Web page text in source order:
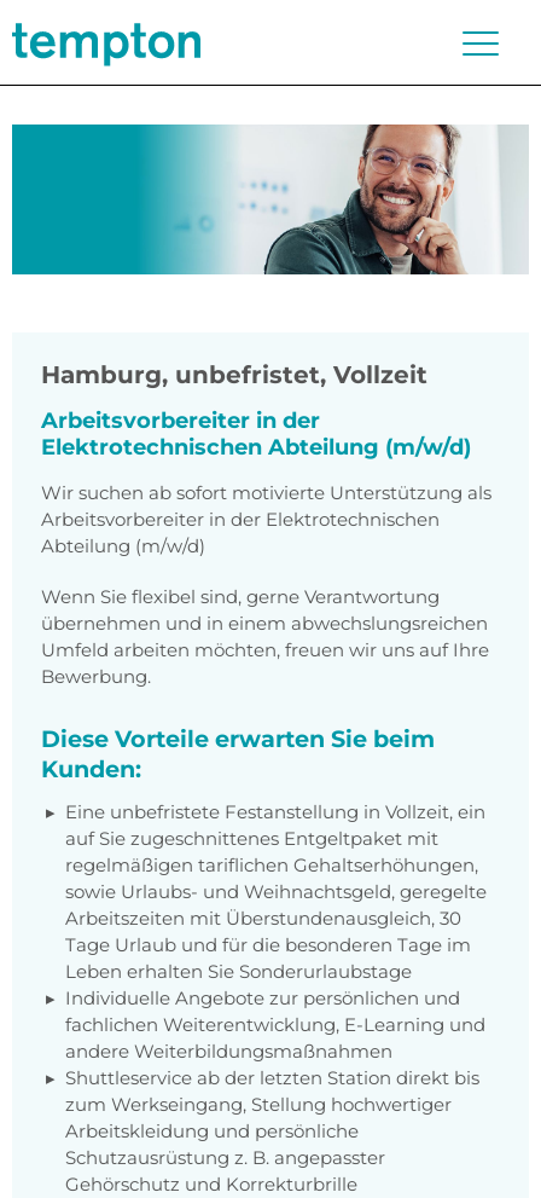
Hamburg, unbefristet, Vollzeit
Arbeitsvorbereiter in der
Elektrotechnischen Abteilung (m/w/d)
Wir suchen ab sofort motivierte Unterstützung als
Arbeitsvorbereiter in der Elektrotechnischen
Abteilung (m/w/d)
Wenn Sie flexibel sind, gerne Verantwortung
übernehmen und in einem abwechslungsreichen
Umfeld arbeiten möchten, freuen wir uns auf Ihre
Bewerbung.
Diese Vorteile erwarten Sie beim
Kunden:
Eine unbefristete Festanstellung in Vollzeit, ein
auf Sie zugeschnittenes Entgeltpaket mit
regelmäßigen tariflichen Gehaltserhöhungen,
sowie Urlaubs- und Weihnachtsgeld, geregelte
Arbeitszeiten mit Überstundenausgleich, 30
Tage Urlaub und für die besonderen Tage im
Leben erhalten Sie Sonderurlaubstage
Individuelle Angebote zur persönlichen und
fachlichen Weiterentwicklung, E-Learning und
andere Weiterbildungsmaßnahmen
Shuttleservice ab der letzten Station direkt bis
zum Werkseingang, Stellung hochwertiger
Arbeitskleidung und persönliche
Schutzausrüstung z. B. angepasster
Gehörschutz und Korrekturbrille